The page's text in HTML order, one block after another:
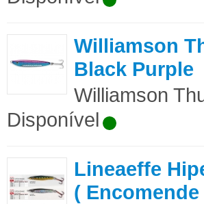
Williamson
Black Purple
Williamson
Disponível
Lineaeffe
( Encomende